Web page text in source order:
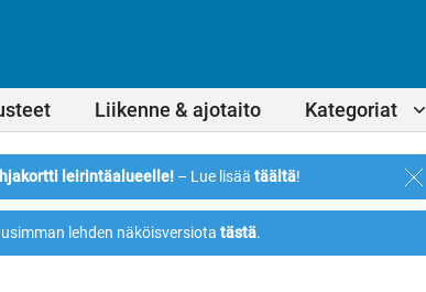
Liikenne & ajotaito Kategoriat
leirintäalueelle! – Lue lisää täältä!
lehden näköisversiota tästä.